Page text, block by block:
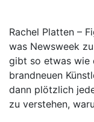
Rachel Platten –
was Newsweek
gibt so etwas wie
brandneuen
dann plötzlich
zu verstehen,